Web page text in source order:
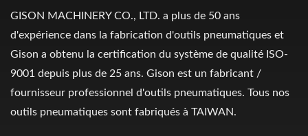
GISON MACHINERY CO., LTD. a plus de 50 ans
d'expérience dans la fabrication d'outils pneumatiques et
Gison a obtenu la certification du système de qualité ISO-
9001 depuis plus de 25 ans. Gison est un fabricant /
fournisseur professionnel d'outils pneumatiques. Tous nos
outils pneumatiques sont fabriqués à TAIWAN.